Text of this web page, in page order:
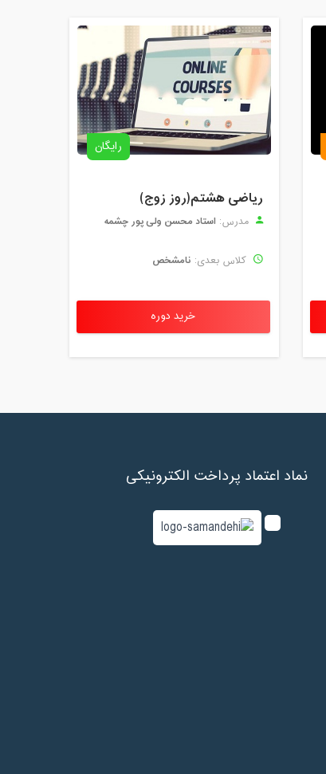
رایگان
ریاضی هشتم(روز زوج)
مدرس: استاد محسن ولی پور چشمه
کلاس بعدی: نامشخص
خرید دوره
نماد اعتماد پرداخت الکترونیکی